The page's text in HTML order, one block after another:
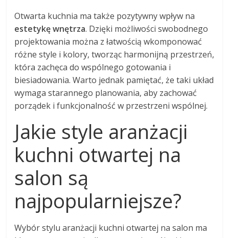
Otwarta kuchnia ma także pozytywny wpływ na
estetykę wnętrza. Dzięki możliwości swobodnego
projektowania można z łatwością wkomponować
różne style i kolory, tworząc harmonijną przestrzeń,
która zachęca do wspólnego gotowania i
biesiadowania. Warto jednak pamiętać, że taki układ
wymaga starannego planowania, aby zachować
porządek i funkcjonalność w przestrzeni wspólnej.
Jakie style aranżacji
kuchni otwartej na
salon są
najpopularniejsze?
Wybór stylu aranżacji kuchni otwartej na salon ma